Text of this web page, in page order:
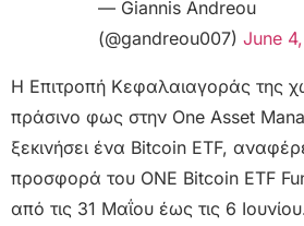
— Giannis Andreou
(@gandreou007) June
Η Επιτροπή Κεφαλαιαγοράς της
πράσινο φως στην One Asset
ξεκινήσει ένα Bitcoin ETF,
προσφορά του ONE Bitcoin ETF
από τις 31 Μαΐου έως τις 6